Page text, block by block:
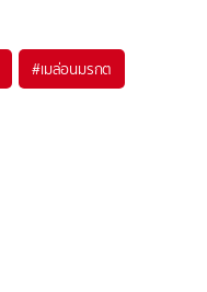
#เมล่อนมรกต